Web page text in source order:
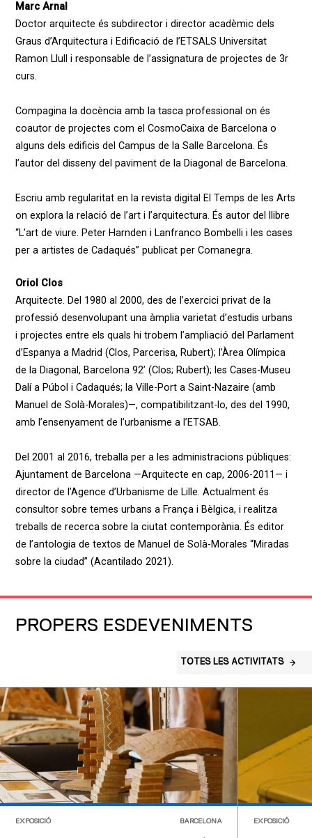
Marc Arnal
Doctor arquitecte és subdirector i director acadèmic dels
Graus d’Arquitectura i Edificació de l’ETSALS Universitat
Ramon Llull i responsable de l’assignatura de projectes de 3r
curs.
Compagina la docència amb la tasca professional on és
coautor de projectes com el CosmoCaixa de Barcelona o
alguns dels edificis del Campus de la Salle Barcelona. És
l’autor del disseny del paviment de la Diagonal de Barcelona.
Escriu amb regularitat en la revista digital El Temps de les Arts
on explora la relació de l’art i l’arquitectura. És autor del llibre
“L’art de viure. Peter Harnden i Lanfranco Bombelli i les cases
per a artistes de Cadaqués” publicat per Comanegra.
Oriol Clos
Arquitecte. Del 1980 al 2000, des de l’exercici privat de la
professió desenvolupant una àmplia varietat d’estudis urbans
i projectes entre els quals hi trobem l’ampliació del Parlament
d’Espanya a Madrid (Clos, Parcerisa, Rubert); l’Àrea Olímpica
de la Diagonal, Barcelona 92’ (Clos; Rubert); les Cases-Museu
Dalí a Púbol i Cadaqués; la Ville-Port a Saint-Nazaire (amb
Manuel de Solà-Morales)—, compatibilitzant-lo, des del 1990,
amb l’ensenyament de l’urbanisme a l’ETSAB.
Del 2001 al 2016, treballa per a les administracions públiques:
Ajuntament de Barcelona —Arquitecte en cap, 2006-2011— i
director de l’Agence d’Urbanisme de Lille. Actualment és
consultor sobre temes urbans a França i Bèlgica, i realitza
treballs de recerca sobre la ciutat contemporània. És editor
de l’antologia de textos de Manuel de Solà-Morales “Miradas
sobre la ciudad” (Acantilado 2021).
PROPERS ESDEVENIMENTS
TOTES LES ACTIVITATS
EXPOSICIÓ BARCELONA EXPOSICIÓ